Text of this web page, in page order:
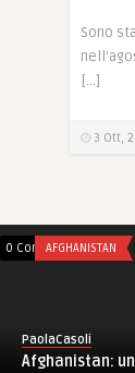
Sono
[…]
3 Ott,
0 CommentsAFGHANISTAN
PaolaCasoli
Afghanistan: